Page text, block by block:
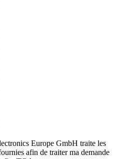
Europe GmbH traite les
afin de traiter ma demande